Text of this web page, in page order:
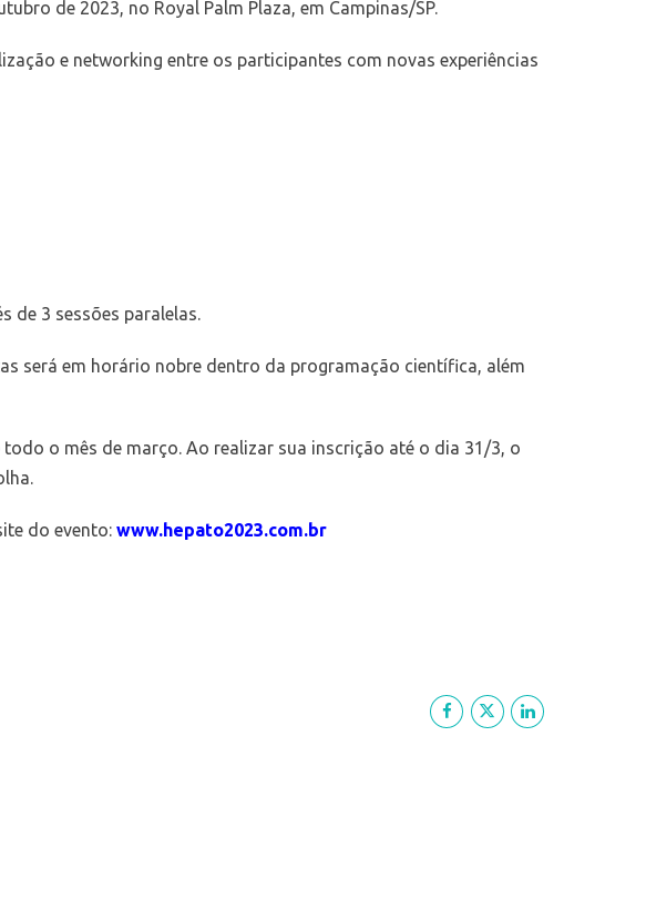
de 2023, no Royal Palm Plaza, em Campinas/SP.
e networking entre os participantes com novas experiências
de 3 sessões paralelas.
será em horário nobre dentro da programação científica, além
o mês de março. Ao realizar sua inscrição até o dia 31/3, o
do evento: www.hepato2023.com.br